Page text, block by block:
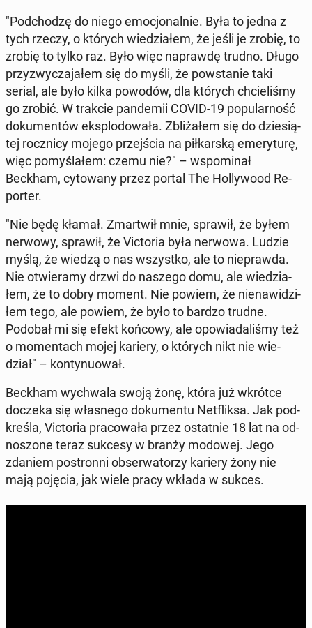
"Pod­cho­dzę do niego emo­cjo­nal­nie. Była to jedna z
tych rzeczy, o których wie­dzia­łem, że jeśli je zrobię, to
zrobię to tylko raz. Było więc na­praw­dę trudno. Długo
przy­zwy­cza­ja­łem się do myśli, że po­wsta­nie taki
serial, ale było kilka powodów, dla których chcie­li­śmy
go zrobić. W trakcie pan­de­mii COVID-19 po­pu­lar­ność
do­ku­men­tów eks­plo­do­wa­ła. Zbli­ża­łem się do dzie­sią­
tej rocz­ni­cy mojego przej­ścia na pił­kar­ską eme­ry­tu­rę,
więc po­my­śla­łem: czemu nie?" – wspo­mi­nał
Beckham, cy­to­wa­ny przez portal The Hol­ly­wo­od Re­
por­ter.
"Nie będę kłamał. Zmar­twił mnie, sprawił, że byłem
nerwowy, sprawił, że Vic­to­ria była nerwowa. Ludzie
myślą, że wiedzą o nas wszyst­ko, ale to nie­praw­da.
Nie otwie­ra­my drzwi do naszego domu, ale wie­dzia­
łem, że to dobry moment. Nie powiem, że nie­na­wi­dzi­
łem tego, ale powiem, że było to bardzo trudne.
Podobał mi się efekt końcowy, ale opo­wia­da­li­śmy też
o mo­men­tach mojej kariery, o których nikt nie wie­
dział" – kon­ty­nu­ował.
Beckham wy­chwa­la swoją żonę, która już wkrótce
doczeka się wła­sne­go do­ku­men­tu Net­flik­sa. Jak pod­
kre­śla, Vic­to­ria pra­co­wa­ła przez ostat­nie 18 lat na od­
no­szo­ne teraz sukcesy w branży modowej. Jego
zdaniem po­stron­ni ob­ser­wa­to­rzy kariery żony nie
mają pojęcia, jak wiele pracy wkłada w sukces.